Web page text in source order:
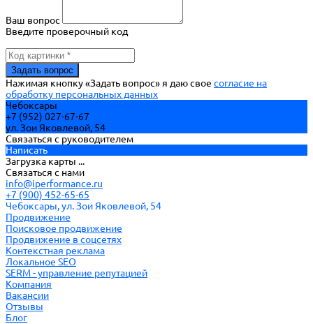
Ваш вопрос
Введите проверочный код
Нажимая кнопку «Задать вопрос» я даю свое согласие на
обработку персональных данных
Чебоксары
+7 (952) 027-67-67
ул. Зои Яковлевой, 54
Связаться с руководителем
Написать
Загрузка карты ...
Связаться с нами
info@iperformance.ru
+7 (900) 452-65-65
Чебоксары, ул. Зои Яковлевой, 54
Продвижение
Поисковое продвижение
Продвижение в соцсетях
Контекстная реклама
Локальное SEO
SERM - управление репутацией
Компания
Вакансии
Отзывы
Блог